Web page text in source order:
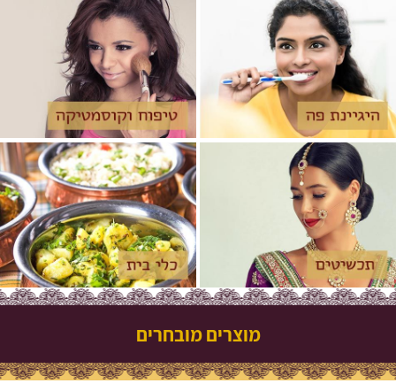
מוצרים מובחרים